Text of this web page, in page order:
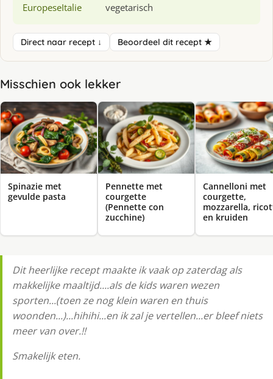
EuropeseItalie vegetarisch
Direct naar recept ↓ Beoordeel dit recept ★
Misschien ook lekker
Spinazie met
gevulde pasta
Pennette met
courgette
(Pennette con
zucchine)
Cannelloni met
courgette,
mozzarella,
en kruiden
Dit heerlijke recept maakte ik vaak op zaterdag als
makkelijke maaltijd....als de kids waren wezen
sporten...(toen ze nog klein waren en thuis
woonden...)...hihihi...en ik zal je vertellen...er bleef niets
meer van over.!!
Smakelijk eten.